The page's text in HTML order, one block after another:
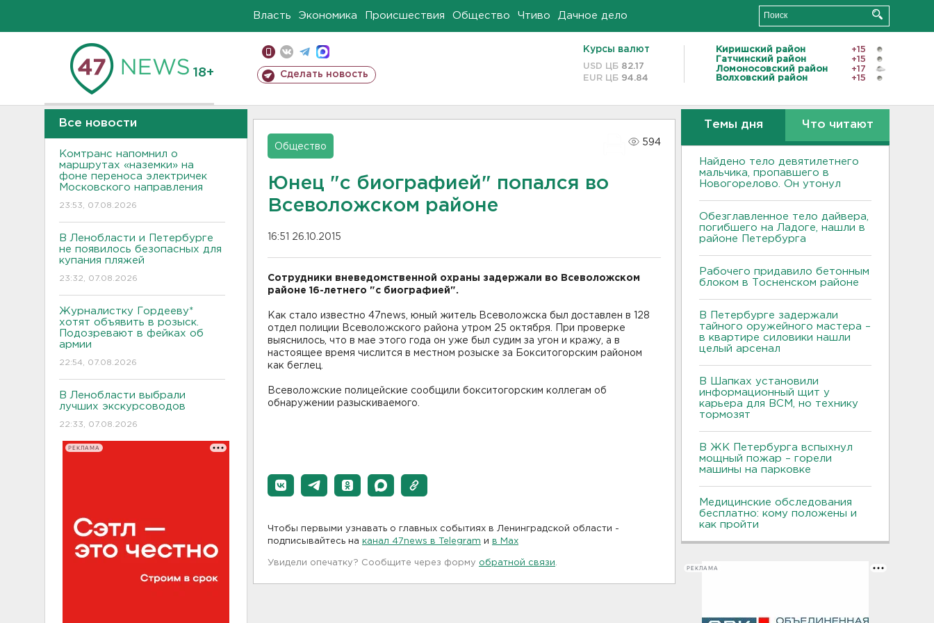
Власть Экономика Происшествия Общество Чтиво Дачное дело
18+ Сделать новость
Курсы валют
USD ЦБ 82.17
EUR ЦБ 94.84
Киришский район
+15
Гатчинский район
+15
Ломоносовский район
+17
Волховский район
+15
Все новости
Комтранс напомнил о
маршрутах «наземки» на
фоне переноса электричек
Московского направления
23:53, 07.08.2026
В Ленобласти и Петербурге
не появилось безопасных для
купания пляжей
23:32, 07.08.2026
Журналистку Гордееву*
хотят объявить в розыск.
Подозревают в фейках об
армии
22:54, 07.08.2026
В Ленобласти выбрали
лучших экскурсоводов
22:33, 07.08.2026
РЕКЛАМА
Общество
594
Юнец "с биографией" попался во
Всеволожском районе
16:51 26.10.2015
Сотрудники вневедомственной охраны задержали во Всеволожском
районе 16-летнего "с биографией".
Как стало известно 47news, юный житель Всеволожска был доставлен в 128
отдел полиции Всеволожского района утром 25 октября. При проверке
выяснилось, что в мае этого года он уже был судим за угон и кражу, а в
настоящее время числится в местном розыске за Бокситогорским районом
как беглец.
Всеволожские полицейские сообщили бокситогорским коллегам об
обнаружении разыскиваемого.
Чтобы первыми узнавать о главных событиях в Ленинградской области -
подписывайтесь на канал 47news в Telegram и в Maх
Увидели опечатку? Сообщите через форму обратной связи
Темы дня Что читают
Найдено тело девятилетнего
мальчика, пропавшего в
Новогорелово. Он утонул
Обезглавленное тело дайвера,
погибшего на Ладоге, нашли в
районе Петербурга
Рабочего придавило бетонным
блоком в Тосненском районе
В Петербурге задержали
тайного оружейного мастера –
в квартире силовики нашли
целый арсенал
В Шапках установили
информационный щит у
карьера для ВСМ, но технику
тормозят
В ЖК Петербурга вспыхнул
мощный пожар – горели
машины на парковке
Медицинские обследования
бесплатно: кому положены и
как пройти
РЕКЛАМА